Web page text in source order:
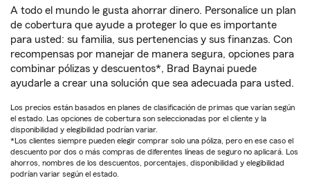
A todo el mundo le gusta ahorrar dinero. Personalice un plan
de cobertura que ayude a proteger lo que es importante
para usted: su familia, sus pertenencias y sus finanzas. Con
recompensas por manejar de manera segura, opciones para
combinar pólizas y descuentos*, Brad Baynai puede
ayudarle a crear una solución que sea adecuada para usted.
Los precios están basados en planes de clasificación de primas que varían según
el estado. Las opciones de cobertura son seleccionadas por el cliente y la
disponibilidad y elegibilidad podrían variar.
*Los clientes siempre pueden elegir comprar solo una póliza, pero en ese caso el
descuento por dos o más compras de diferentes líneas de seguro no aplicará. Los
ahorros, nombres de los descuentos, porcentajes, disponibilidad y elegibilidad
podrían variar según el estado.